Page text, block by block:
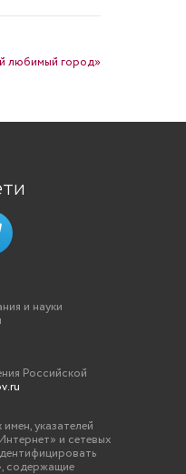
любимый город»
и науки
Российской
указателей
и сетевых
содержащие